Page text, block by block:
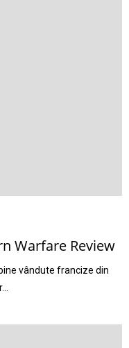
Warfare Review
vândute francize din